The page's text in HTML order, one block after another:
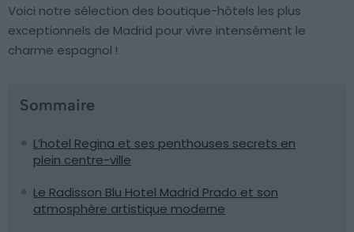
Voici notre sélection des boutique-hôtels les plus
exceptionnels de Madrid pour vivre intensément le
charme espagnol !
Sommaire
L’hotel Regina et ses penthouses secrets en
plein centre-ville
Le Radisson Blu Hotel Madrid Prado et son
atmosphère artistique moderne